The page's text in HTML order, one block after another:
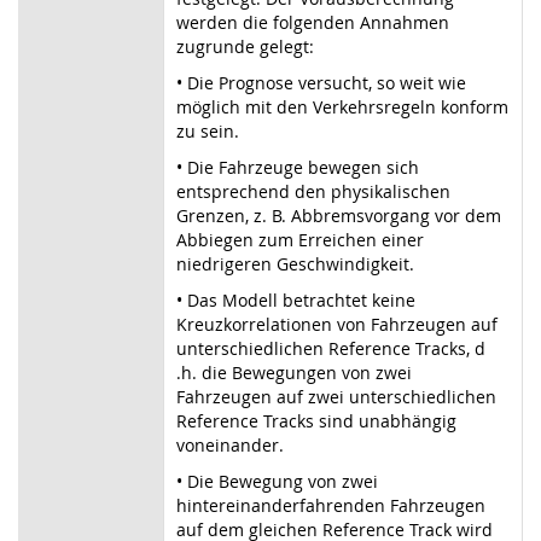
werden die folgenden Annahmen
zugrunde gelegt:
• Die Prognose versucht, so weit wie
möglich mit den Verkehrsregeln konform
zu sein.
• Die Fahrzeuge bewegen sich
entsprechend den physikalischen
Grenzen, z. B. Abbremsvorgang vor dem
Abbiegen zum Erreichen einer
niedrigeren Geschwindigkeit.
• Das Modell betrachtet keine
Kreuzkorrelationen von Fahrzeugen auf
unterschiedlichen Reference Tracks, d
.h. die Bewegungen von zwei
Fahrzeugen auf zwei unterschiedlichen
Reference Tracks sind unabhängig
voneinander.
• Die Bewegung von zwei
hintereinanderfahrenden Fahrzeugen
auf dem gleichen Reference Track wird